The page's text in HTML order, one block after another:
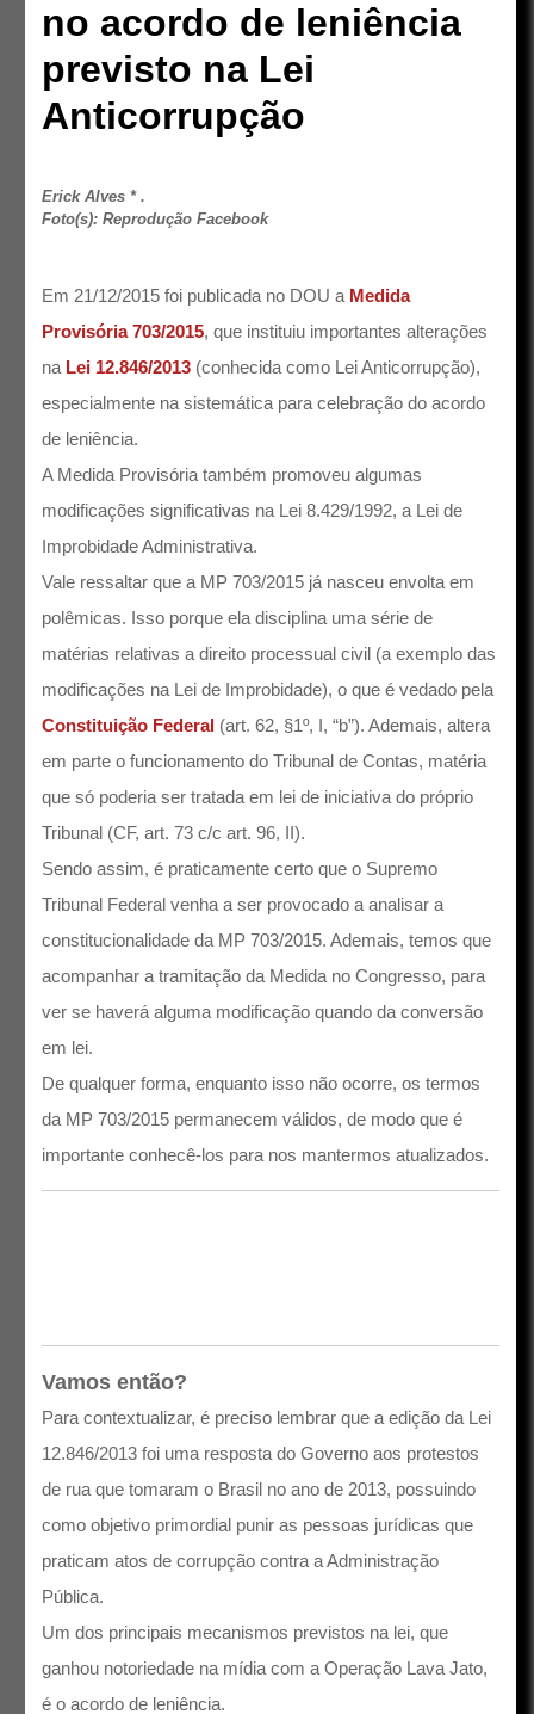
no acordo de leniência
previsto na Lei
Anticorrupção
Erick Alves * .
Foto(s): Reprodução Facebook
Em 21/12/2015 foi publicada no DOU a Medida
Provisória 703/2015, que instituiu importantes alterações
na Lei 12.846/2013 (conhecida como Lei Anticorrupção),
especialmente na sistemática para celebração do acordo
de leniência.
A Medida Provisória também promoveu algumas
modificações significativas na Lei 8.429/1992, a Lei de
Improbidade Administrativa.
Vale ressaltar que a MP 703/2015 já nasceu envolta em
polêmicas. Isso porque ela disciplina uma série de
matérias relativas a direito processual civil (a exemplo das
modificações na Lei de Improbidade), o que é vedado pela
Constituição Federal (art. 62, §1º, I, “b”). Ademais, altera
em parte o funcionamento do Tribunal de Contas, matéria
que só poderia ser tratada em lei de iniciativa do próprio
Tribunal (CF, art. 73 c/c art. 96, II).
Sendo assim, é praticamente certo que o Supremo
Tribunal Federal venha a ser provocado a analisar a
constitucionalidade da MP 703/2015. Ademais, temos que
acompanhar a tramitação da Medida no Congresso, para
ver se haverá alguma modificação quando da conversão
em lei.
De qualquer forma, enquanto isso não ocorre, os termos
da MP 703/2015 permanecem válidos, de modo que é
importante conhecê-los para nos mantermos atualizados.
Vamos então?
Para contextualizar, é preciso lembrar que a edição da Lei
12.846/2013 foi uma resposta do Governo aos protestos
de rua que tomaram o Brasil no ano de 2013, possuindo
como objetivo primordial punir as pessoas jurídicas que
praticam atos de corrupção contra a Administração
Pública.
Um dos principais mecanismos previstos na lei, que
ganhou notoriedade na mídia com a Operação Lava Jato,
é o acordo de leniência.